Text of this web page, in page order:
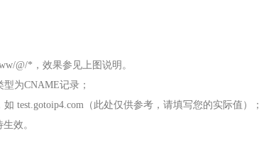
@/*，效果参见上图说明。
为CNAME记录；
test.gotoip4.com（此处仅供参考，请填写您的实际值）；
效。